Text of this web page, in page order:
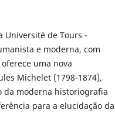
Université de Tours -
e moderna, com
uma nova
Michelet (1798-1874),
da moderna historiografia
para a elucidação da